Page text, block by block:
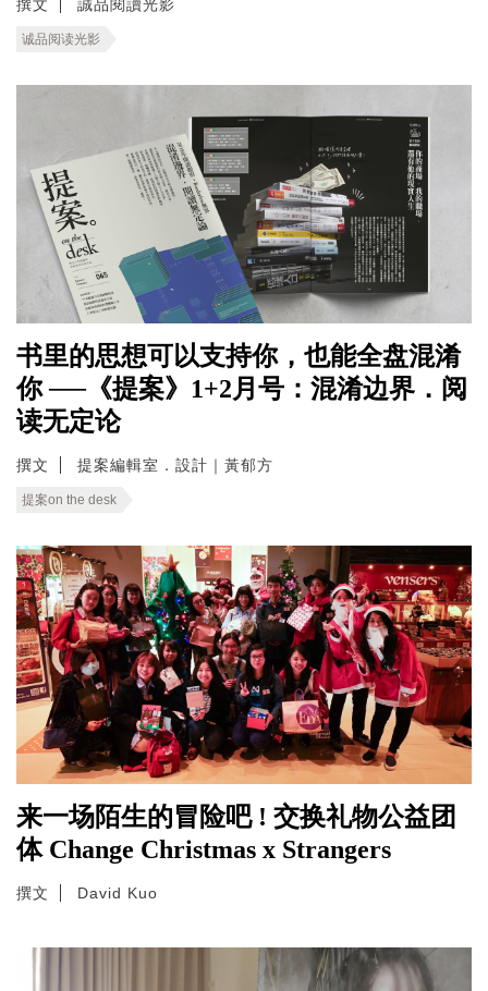
撰文 誠品閱讀光影
诚品阅读光影
书里的思想可以支持你，也能全盘混淆
你 ──《提案》1+2月号：混淆边界．阅
读无定论
撰文 提案編輯室．設計｜黃郁方
提案on the desk
来一场陌生的冒险吧 ! 交换礼物公益团
体 Change Christmas x Strangers
撰文 David Kuo